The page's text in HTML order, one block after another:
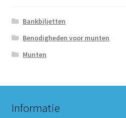
Bankbiljetten
Benodigheden voor munten
Munten
Informatie